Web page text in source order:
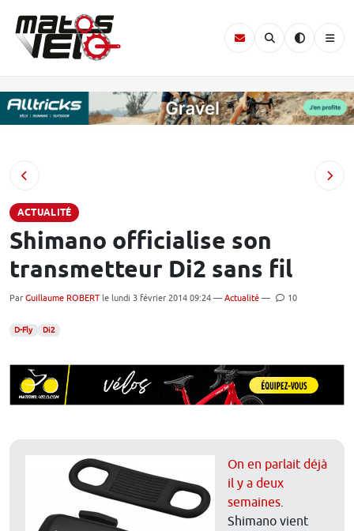
ACTUALITÉ
Shimano officialise son
transmetteur Di2 sans fil
Par Guillaume ROBERT le lundi 3 février 2014 09:24 — Actualité — 10
D-Fly Di2
On en parlait déjà
il y a deux
semaines.
Shimano vient